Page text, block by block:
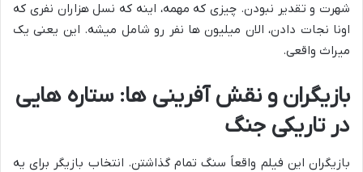
شهرت و تقدیر نبودن. چیزی که مهمه، اینه که نسل هزاران نفری که
اونا نجات دادن، الان میلیون ها نفر رو شامل میشه. این یعنی یک
میراث واقعی.
بازیگران و نقش آفرینی ها: ستاره هایی
در تاریکی جنگ
بازیگران این فیلم واقعاً سنگ تمام گذاشتن. انتخاب بازیگر برای یه